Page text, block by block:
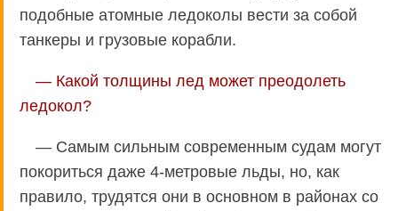
подобные атомные ледоколы вести за собой
танкеры и грузовые корабли.
— Какой толщины лед может преодолеть
ледокол?
— Самым сильным современным судам могут
покориться даже 4-метровые льды, но, как
правило, трудятся они в основном в районах со